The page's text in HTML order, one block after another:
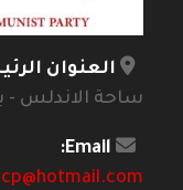
العنوان
ساحة الاندلس -
Email: